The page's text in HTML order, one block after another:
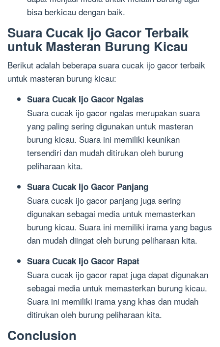
bisa berkicau dengan baik.
Suara Cucak Ijo Gacor Terbaik
untuk Masteran Burung Kicau
Berikut adalah beberapa suara cucak ijo gacor terbaik
untuk masteran burung kicau:
Suara Cucak Ijo Gacor Ngalas
Suara cucak ijo gacor ngalas merupakan suara
yang paling sering digunakan untuk masteran
burung kicau. Suara ini memiliki keunikan
tersendiri dan mudah ditirukan oleh burung
peliharaan kita.
Suara Cucak Ijo Gacor Panjang
Suara cucak ijo gacor panjang juga sering
digunakan sebagai media untuk memasterkan
burung kicau. Suara ini memiliki irama yang bagus
dan mudah diingat oleh burung peliharaan kita.
Suara Cucak Ijo Gacor Rapat
Suara cucak ijo gacor rapat juga dapat digunakan
sebagai media untuk memasterkan burung kicau.
Suara ini memiliki irama yang khas dan mudah
ditirukan oleh burung peliharaan kita.
Conclusion